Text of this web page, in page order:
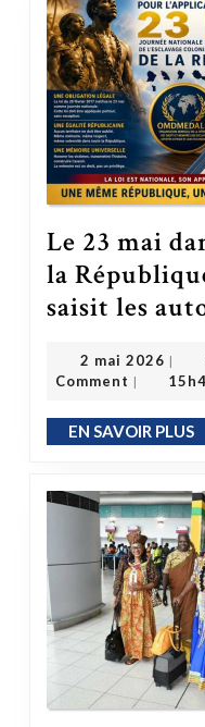
Le 23 mai
la
saisit les
2 mai 2026 2 mai 2026
|
Comment |
EN SAVOIR PLUSEN